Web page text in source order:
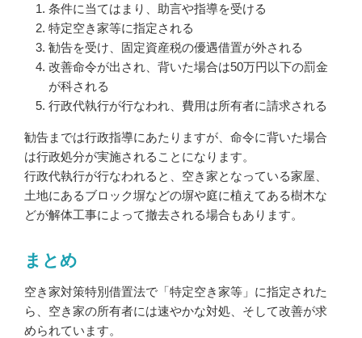
条件に当てはまり、助言や指導を受ける
特定空き家等に指定される
勧告を受け、固定資産税の優遇借置が外される
改善命令が出され、背いた場合は50万円以下の罰金
が科される
行政代執行が行なわれ、費用は所有者に請求される
勧告までは行政指導にあたりますが、命令に背いた場合
は行政処分が実施されることになります。
行政代執行が行なわれると、空き家となっている家屋、
土地にあるブロック塀などの塀や庭に植えてある樹木な
どが解体工事によって撤去される場合もあります。
まとめ
空き家対策特別借置法で「特定空き家等」に指定された
ら、空き家の所有者には速やかな対処、そして改善が求
められています。